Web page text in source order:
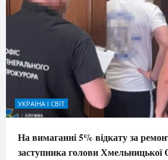
УКРАЇНА І СВІТ
На вимаганні 5% відкату за
заступника голови Хмельницької